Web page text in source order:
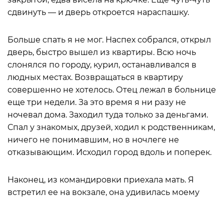
сдвинуть — и дверь откроется нараспашку.
Больше спать я не мог. Наспех собрался, открыл
дверь, быстро вышел из квартиры. Всю ночь
слонялся по городу, курил, останавливался в
людных местах. Возвращаться в квартиру
совершенно не хотелось. Отец лежал в больнице
еще три недели. За это время я ни разу не
ночевал дома. Заходил туда только за деньгами.
Спал у знакомых, друзей, ходил к родственникам,
ничего не понимавшим, но в ночлеге не
отказывающим. Исходил город вдоль и поперек.
Наконец, из командировки приехала мать. Я
встретил ее на вокзале, она удивилась моему